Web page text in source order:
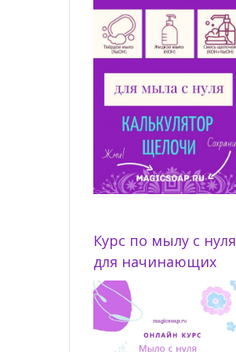
Курс по мылу с нуля
для начинающих